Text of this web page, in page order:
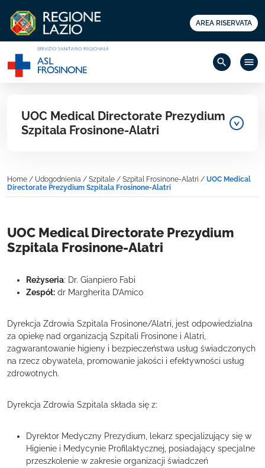
AREA RISERVATA
search menu
UOC Medical Directorate Prezydium
Szpitala Frosinone-Alatri
Home / Udogodnienia / Szpitale / Szpital Frosinone-Alatri / UOC Medical
Directorate Prezydium Szpitala Frosinone-Alatri
UOC Medical Directorate Prezydium
Szpitala Frosinone-Alatri
Reżyseria: Dr. Gianpiero Fabi
Zespół: dr Margherita D’Amico
Dyrekcja Zdrowia Szpitala Frosinone/Alatri, jest odpowiedzialna
za opiekę nad organizacją Szpitali Frosinone i Alatri,
zagwarantowanie higieny i bezpieczeństwa usług świadczonych
na rzecz obywatela, promowanie jakości i efektywności usług
zdrowotnych.
Dyrekcja Zdrowia Szpitala składa się z:
Dyrektor Medyczny Prezydium, lekarz specjalizujący się w
Higienie i Medycynie Profilaktycznej, posiadający specjalne
przeszkolenie w zakresie organizacji świadczeń